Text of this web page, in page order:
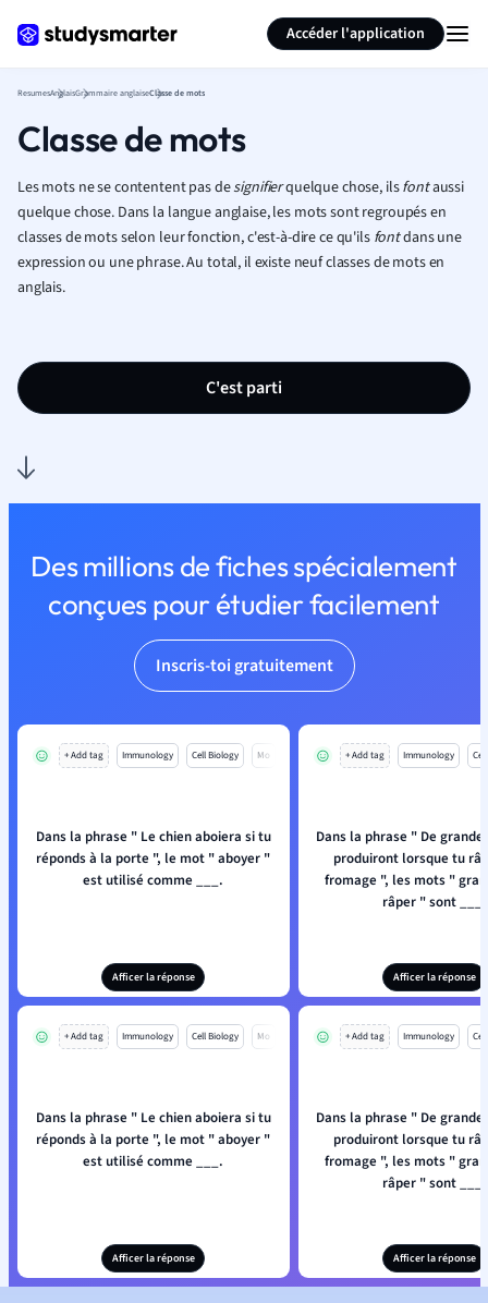
Accéder l'application
ResumesAnglaisGrammaire anglaiseClasse de mots
Classe de mots
Les mots ne se contentent pas designifierquelque chose, ilsfontaussi
quelque chose. Dans la langue anglaise, les mots sont regroupés en
classes de mots selon leur fonction, c'est-à-dire ce qu'ils fontdans une
expression ou une phrase. Au total, il existe neuf classes de mots en
anglais.
C'est parti
Des millions de fiches spécialement
conçues pour étudier facilement
Inscris-toi gratuitement
+ Add tag Immunology Cell Biology Mo
Dans la phrase " Le chien aboiera si tu
réponds à la porte ", le mot " aboyer "
est utilisé comme ___.
Afficer la réponse
+ Add tag Immunology
Dans la phrase " De
produiront lorsque tu
fromage ", les mots "
râper " sont ___.
Afficer la réponse
+ Add tag Immunology Cell Biology Mo
Dans la phrase " Le chien aboiera si tu
réponds à la porte ", le mot " aboyer "
est utilisé comme ___.
Afficer la réponse
+ Add tag Immunology
Dans la phrase " De
produiront lorsque tu
fromage ", les mots "
râper " sont ___.
Afficer la réponse
Résumer la page